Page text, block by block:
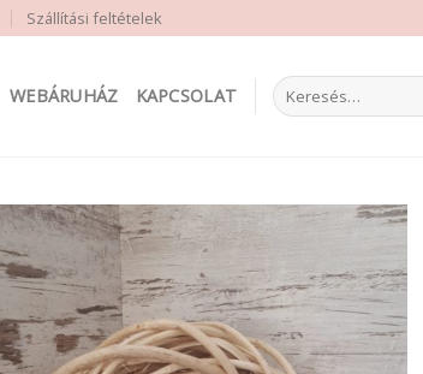
Szállítási feltételek
WEBÁRUHÁZ KAPCSOLAT
Keresés
a